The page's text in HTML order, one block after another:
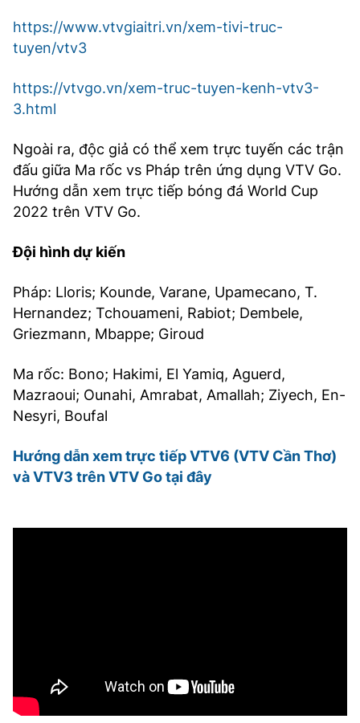
https://www.vtvgiaitri.vn/xem-tivi-truc-
tuyen/vtv3
https://vtvgo.vn/xem-truc-tuyen-kenh-vtv3-
3.html
Ngoài ra, độc giả có thể xem trực tuyến các trận
đấu giữa Ma rốc vs Pháp trên ứng dụng VTV Go.
Hướng dẫn xem trực tiếp bóng đá World Cup
2022 trên VTV Go.
Đội hình dự kiến
Pháp: Lloris; Kounde, Varane, Upamecano, T.
Hernandez; Tchouameni, Rabiot; Dembele,
Griezmann, Mbappe; Giroud
Ma rốc: Bono; Hakimi, El Yamiq, Aguerd,
Mazraoui; Ounahi, Amrabat, Amallah; Ziyech, En-
Nesyri, Boufal
Hướng dẫn xem trực tiếp VTV6 (VTV Cần Thơ)
và VTV3 trên VTV Go tại đây